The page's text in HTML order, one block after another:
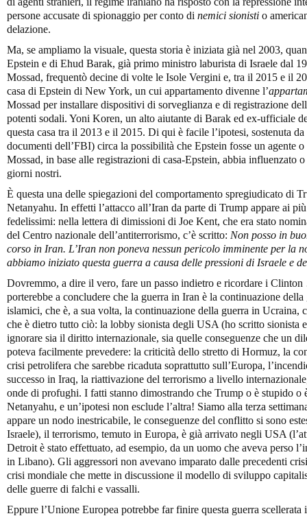
persone accusate di spionaggio per conto di nemici sionisti o
delazione.
Ma, se ampliamo la visuale, questa storia è iniziata già nel 2003,
Epstein e di Ehud Barak, già primo ministro laburista di Israele dal
Mossad, frequentò decine di volte le Isole Vergini e, tra il 2015 e il
casa di Epstein di New York, un cui appartamento divenne l’
Mossad per installare dispositivi di sorveglianza e di registrazione
potenti sodali. Yoni Koren, un alto aiutante di Barak ed ex-ufficiale
questa casa tra il 2013 e il 2015. Di qui è facile l’ipotesi, sostenuta
documenti dell’FBI) circa la possibilità che Epstein fosse un agente
Mossad, in base alle registrazioni di casa-Epstein, abbia influenzato
giorni nostri.
È questa una delle spiegazioni del comportamento spregiudicato di
Netanyahu. In effetti l’attacco all’Iran da parte di Trump appare ai
fedelissimi: nella lettera di dimissioni di Joe Kent, che era stato
del Centro nazionale dell’antiterrorismo, c’è scritto: Non posso in
corso in Iran. L’Iran non poneva nessun pericolo imminente per la
abbiamo iniziato questa guerra a causa delle pressioni di Israele e
Dovremmo, a dire il vero, fare un passo indietro e ricordare i
porterebbe a concludere che la guerra in Iran è la continuazione
islamici, che è, a sua volta, la continuazione della guerra in Ucraina,
che è dietro tutto ciò: la lobby sionista degli USA (ho scritto sionista
ignorare sia il diritto internazionale, sia quelle conseguenze che un
poteva facilmente prevedere: la criticità dello stretto di Hormuz, la
crisi petrolifera che sarebbe ricaduta soprattutto sull’Europa,
successo in Iraq, la riattivazione del terrorismo a livello
onde di profughi. I fatti stanno dimostrando che Trump o è stupido o
Netanyahu, e un’ipotesi non esclude l’altra! Siamo alla terza
appare un nodo inestricabile, le conseguenze del conflitto si sono
Israele), il terrorismo, temuto in Europa, è già arrivato negli USA
Detroit è stato effettuato, ad esempio, da un uomo che aveva perso
in Libano). Gli aggressori non avevano imparato dalle precedenti
crisi mondiale che mette in discussione il modello di sviluppo
delle guerre di falchi e vassalli.
Eppure l’Unione Europea potrebbe far finire questa guerra scellerata